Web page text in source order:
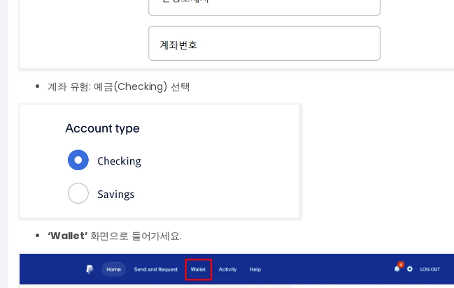
계좌 유형: 예금(Checking) 선택
‘Wallet’화면으로 들어가세요.